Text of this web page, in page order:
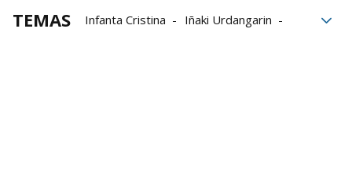
TEMAS Infanta Cristina
Iñaki Urdangarin